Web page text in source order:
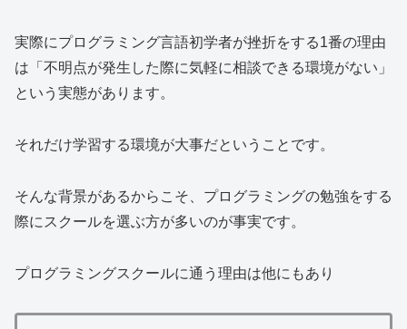
実際にプログラミング言語初学者が挫折をする1番の理由
は「不明点が発生した際に気軽に相談できる環境がない」
という実態があります。
それだけ学習する環境が大事だということです。
そんな背景があるからこそ、プログラミングの勉強をする
際にスクールを選ぶ方が多いのが事実です。
プログラミングスクールに通う理由は他にもあり